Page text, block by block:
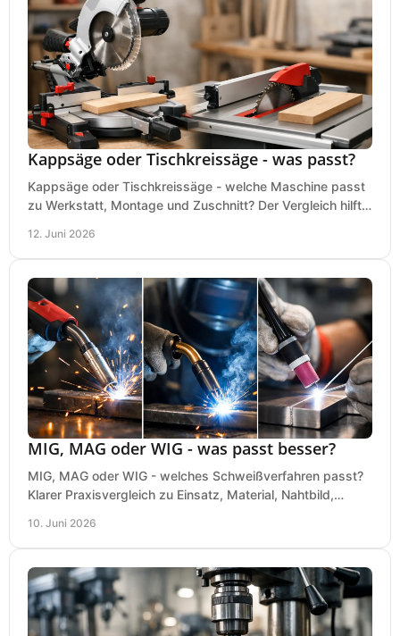
Kappsäge oder Tischkreissäge - was passt?
Kappsäge oder Tischkreissäge - welche Maschine passt
zu Werkstatt, Montage und Zuschnitt? Der Vergleich hilft
12. Juni 2026
MIG, MAG oder WIG - was passt besser?
MIG, MAG oder WIG - welches Schweißverfahren passt?
Klarer Praxisvergleich zu Einsatz, Material, Nahtbild,
10. Juni 2026